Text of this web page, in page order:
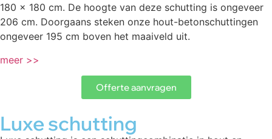
180 x 180 cm. De hoogte van deze schutting is ongeveer
206 cm. Doorgaans steken onze hout-betonschuttingen
ongeveer 195 cm boven het maaiveld uit.
meer >>
Offerte aanvragen
Luxe schutting